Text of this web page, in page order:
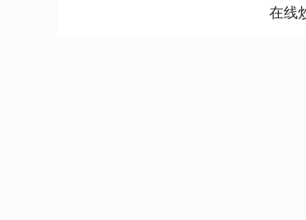
在线